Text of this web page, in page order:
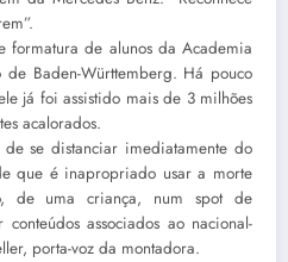
de alunos da Academia
Baden-Württemberg. Há pouco
já foi assistido mais de 3 milhões
acalorados.
de se distanciar imediatamente do
que é inapropriado usar a morte
de uma criança, num spot de
associados ao nacional-
porta-voz da montadora.